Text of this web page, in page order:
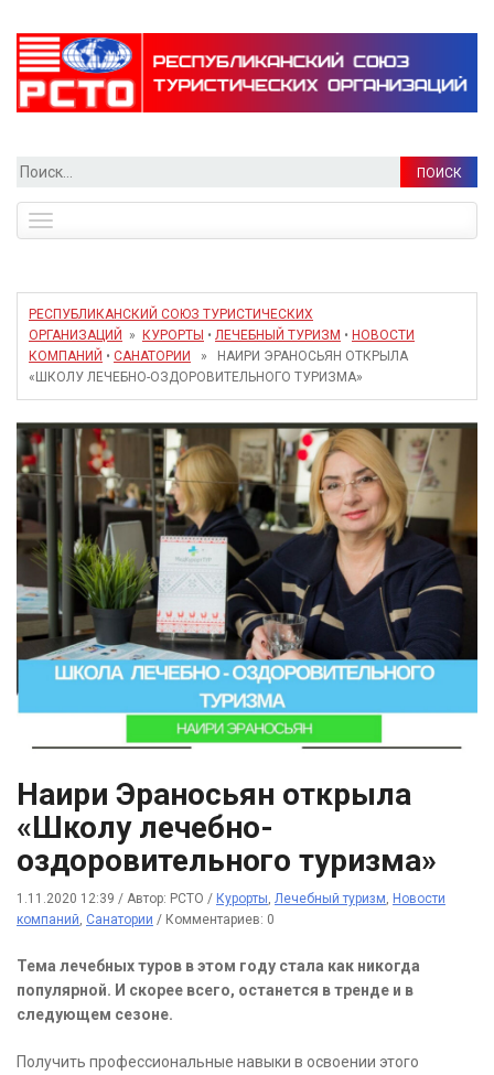
Найти:
navigation
РЕСПУБЛИКАНСКИЙ СОЮЗ ТУРИСТИЧЕСКИХ
ОРГАНИЗАЦИЙ
» КУРОРТЫ • ЛЕЧЕБНЫЙ ТУРИЗМ • НОВОСТИ
КОМПАНИЙ • САНАТОРИИ
» НАИРИ ЭРАНОСЬЯН ОТКРЫЛА
«ШКОЛУ ЛЕЧЕБНО-ОЗДОРОВИТЕЛЬНОГО ТУРИЗМА»
Наири Эраносьян открыла
«Школу лечебно-
оздоровительного туризма»
1.11.2020 12:39 / Автор: РСТО / Курорты, Лечебный туризм, Новости
компаний, Санатории / Комментариев: 0
Тема лечебных туров в этом году стала как никогда
популярной. И скорее всего, останется в тренде и в
следующем сезоне.
Получить профессиональные навыки в освоении этого